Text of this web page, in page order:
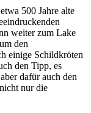
500 Jahre alte
weiter zum Lake
den
einige Schildkröten
den Tipp, es
dafür auch den
nur die